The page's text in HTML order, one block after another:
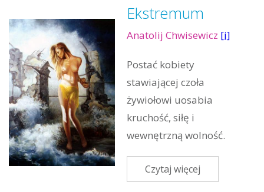
Ekstremum
Anatolij Chwisewicz [i]
Postać kobiety
stawiającej czoła
żywiołowi uosabia
kruchość, siłę i
wewnętrzną wolność.
Czytaj więcej